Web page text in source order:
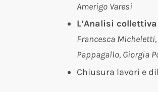
Amerigo Varesi
L’Analisi
Francesca
Pappagallo, Giorgia
Chiusura lavori e